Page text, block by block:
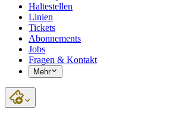
Haltestellen
Linien
Tickets
Abonnements
Jobs
Fragen & Kontakt
Mehr